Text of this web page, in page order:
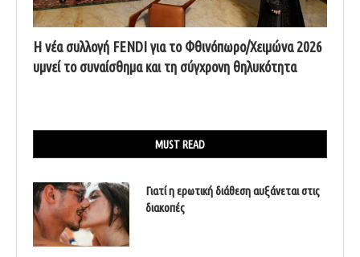
Η νέα συλλογή FENDI για το Φθινόπωρο/Χειμώνα 2026
υμνεί το συναίσθημα και τη σύγχρονη θηλυκότητα
MUST READ
Γιατί η ερωτική διάθεση αυξάνεται στις
διακοπές